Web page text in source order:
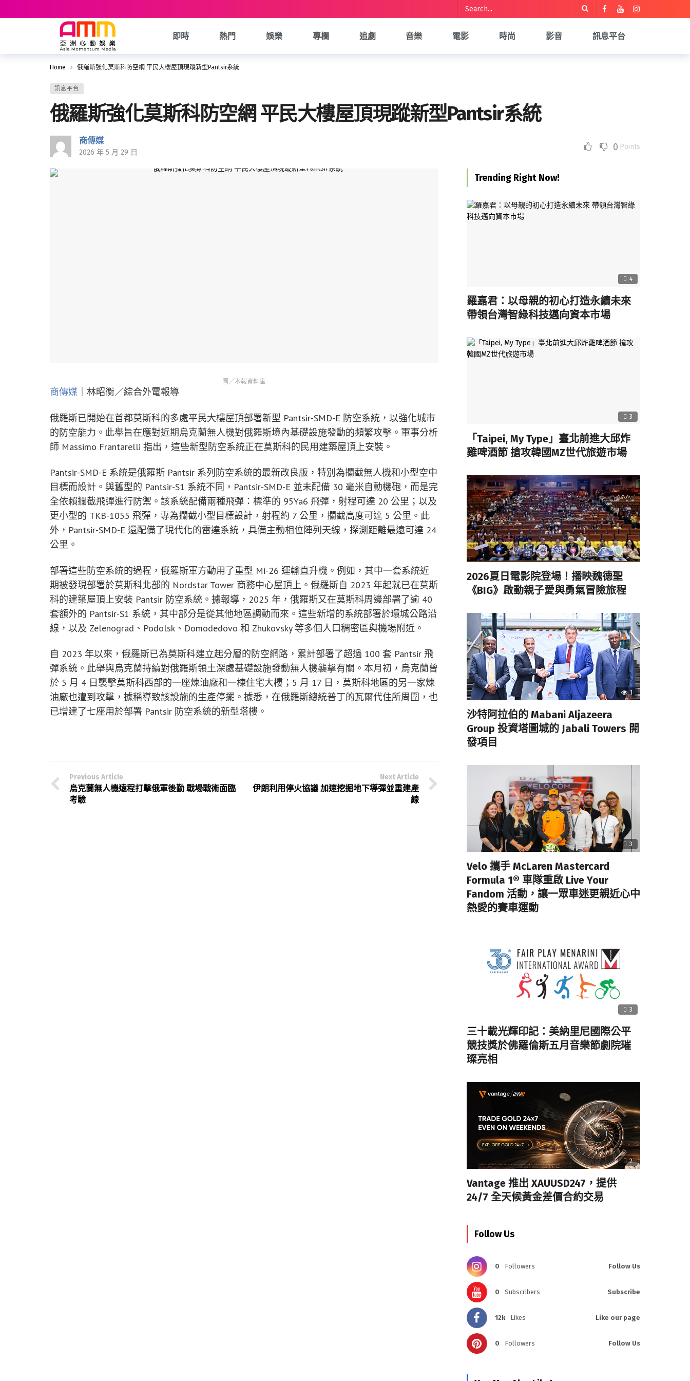
即時 熱門 娛樂 專欄 追劇 音樂 電影 時尚 影音 訊息平台
Home 俄羅斯強化莫斯科防空網 平民大樓屋頂現蹤新型Pantsir系統
訊息平台
俄羅斯強化莫斯科防空網 平民大樓屋頂現蹤新型Pantsir系統
商傳媒
2026 年 5 月 29 日 0 Points
圖／本報資料庫
商傳媒 ｜林昭衡／綜合外電報導
俄羅斯已開始在首都莫斯科的多處平民大樓屋頂部署新型 Pantsir-SMD-E 防空系統，以強化城市
的防空能力。此舉旨在應對近期烏克蘭無人機對俄羅斯境內基礎設施發動的頻繁攻擊。軍事分析
師 Massimo Frantarelli 指出，這些新型防空系統正在莫斯科的民用建築屋頂上安裝。
Pantsir-SMD-E 系統是俄羅斯 Pantsir 系列防空系統的最新改良版，特別為攔截無人機和小型空中
目標而設計。與舊型的 Pantsir-S1 系統不同，Pantsir-SMD-E 並未配備 30 毫米自動機砲，而是完
全依賴攔截飛彈進行防禦。該系統配備兩種飛彈：標準的 95Ya6 飛彈，射程可達 20 公里；以及
更小型的 TKB-1055 飛彈，專為攔截小型目標設計，射程約 7 公里，攔截高度可達 5 公里。此
外，Pantsir-SMD-E 還配備了現代化的雷達系統，具備主動相位陣列天線，探測距離最遠可達 24
公里。
部署這些防空系統的過程，俄羅斯軍方動用了重型 Mi-26 運輸直升機。例如，其中一套系統近
期被發現部署於莫斯科北部的 Nordstar Tower 商務中心屋頂上。俄羅斯自 2023 年起就已在莫斯
科的建築屋頂上安裝 Pantsir 防空系統。據報導，2025 年，俄羅斯又在莫斯科周邊部署了逾 40
套額外的 Pantsir-S1 系統，其中部分是從其他地區調動而來。這些新增的系統部署於環城公路沿
線，以及 Zelenograd、Podolsk、Domodedovo 和 Zhukovsky 等多個人口稠密區與機場附近。
自 2023 年以來，俄羅斯已為莫斯科建立起分層的防空網路，累計部署了超過 100 套 Pantsir 飛
彈系統。此舉與烏克蘭持續對俄羅斯領土深處基礎設施發動無人機襲擊有關。本月初，烏克蘭曾
於 5 月 4 日襲擊莫斯科西部的一座煉油廠和一棟住宅大樓；5 月 17 日，莫斯科地區的另一家煉
油廠也遭到攻擊，據稱導致該設施的生產停擺。據悉，在俄羅斯總統普丁的瓦爾代住所周圍，也
已增建了七座用於部署 Pantsir 防空系統的新型塔樓。
Previous Article
烏克蘭無人機遠程打擊俄軍後勤 戰場戰術面臨
考驗
Next Article
伊朗利用停火協議 加速挖掘地下導彈並重建產
線
Trending Right Now!
4
羅嘉君：以母親的初心打造永續未來
帶領台灣智綠科技邁向資本市場
3
「Taipei, My Type」臺北前進大邱炸
雞啤酒節 搶攻韓國MZ世代旅遊市場
2026夏日電影院登場！播映魏德聖
《BIG》啟動親子愛與勇氣冒險旅程
1
沙特阿拉伯的 Mabani Aljazeera
Group 投資塔圖城的 Jabali Towers 開
發項目
3
Velo 攜手 McLaren Mastercard
Formula 1® 車隊重啟 Live Your
Fandom 活動，讓一眾車迷更親近心中
熱愛的賽車運動
3
三十載光輝印記：美納里尼國際公平
競技獎於佛羅倫斯五月音樂節劇院璀
璨亮相
2
Vantage 推出 XAUUSD247，提供
24/7 全天候黃金差價合約交易
Follow Us
0 Followers Follow Us
0 Subscribers Subscribe
12k Likes Like our page
0 Followers Follow Us